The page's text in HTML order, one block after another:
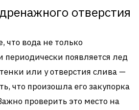
отверстия
что вода не только
периодически появляется лед
или у отверстия слива —
что произошла его закупорка
проверить это место на